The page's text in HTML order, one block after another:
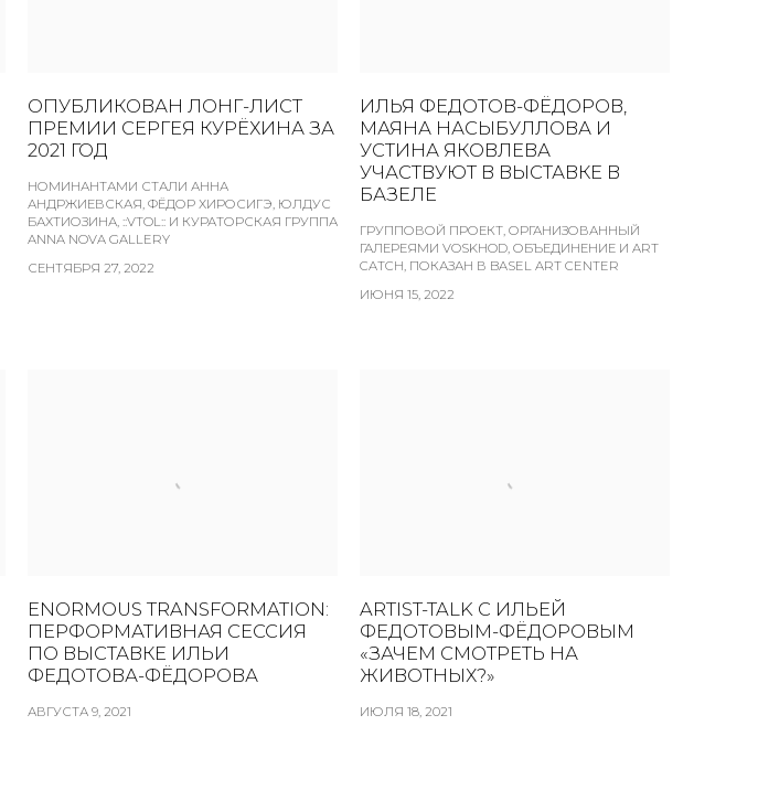
ОПУБЛИКОВАН ЛОНГ-ЛИСТ
ПРЕМИИ СЕРГЕЯ КУРЁХИНА ЗА
2021 ГОД
НОМИНАНТАМИ СТАЛИ АННА
АНДРЖИЕВСКАЯ, ФЁДОР ХИРОСИГЭ, ЮЛДУС
БАХТИОЗИНА, ::VTOL:: И КУРАТОРСКАЯ ГРУППА
ANNA NOVA GALLERY
СЕНТЯБРЯ 27, 2022
ИЛЬЯ ФЕДОТОВ-ФЁДОРОВ,
МАЯНА НАСЫБУЛЛОВА И
УСТИНА ЯКОВЛЕВА
УЧАСТВУЮТ В ВЫСТАВКЕ В
БАЗЕЛЕ
ГРУППОВОЙ ПРОЕКТ, ОРГАНИЗОВАННЫЙ
ГАЛЕРЕЯМИ VOSKHOD, ОБЪЕДИНЕНИЕ И ART
CATCH, ПОКАЗАН В BASEL ART CENTER
ИЮНЯ 15, 2022
ENORMOUS TRANSFORMATION:
ПЕРФОРМАТИВНАЯ СЕССИЯ
ПО ВЫСТАВКЕ ИЛЬИ
ФЕДОТОВА-ФЁДОРОВА
АВГУСТА 9, 2021
ARTIST-TALK С ИЛЬЕЙ
ФЕДОТОВЫМ-ФЁДОРОВЫМ
«ЗАЧЕМ СМОТРЕТЬ НА
ЖИВОТНЫХ?»
ИЮЛЯ 18, 2021